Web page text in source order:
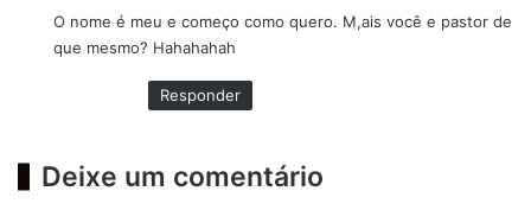
s
e
O nome é meu e começo como quero. M,ais você e pastor de
que mesmo? Hahahahah
Responder
Deixe um comentário